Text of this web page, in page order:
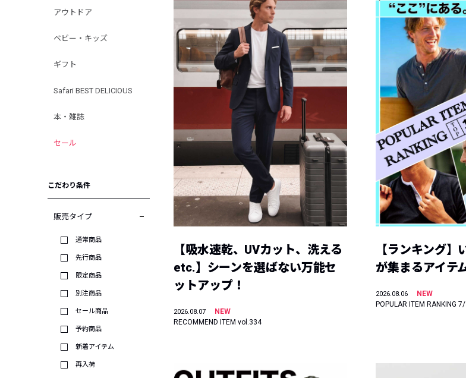
アウトドア
ベビー・キッズ
ギフト
Safari BEST DELICIOUS
本・雑誌
セール
こだわり条件
販売タイプ
通常商品
先行商品
限定商品
別注商品
セール商品
予約商品
新着アイテム
再入荷
【吸水速乾、UVカット、洗える
etc.】シーンを選ばない万能セ
ットアップ！
2026.08.07
NEW
RECOMMEND ITEM vol.334
【ランキング】
が集まるアイテ
2026.08.06
NEW
POPULAR ITEM RANKING